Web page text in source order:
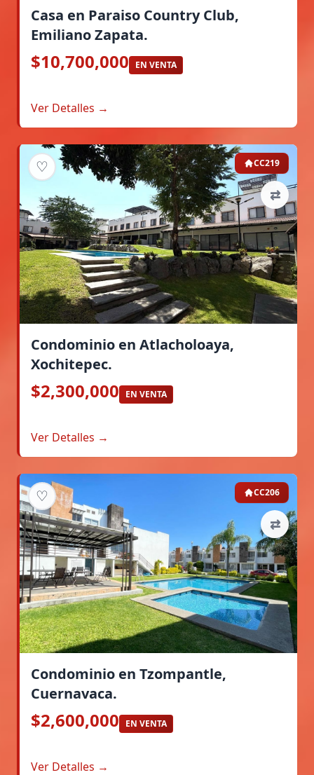
Casa en Paraiso Country Club,
Emiliano Zapata.
$10,700,000 EN VENTA
Ver Detalles →
♡
⇄
CC219
Condominio en Atlacholoaya,
Xochitepec.
$2,300,000 EN VENTA
Ver Detalles →
♡
⇄
CC206
Condominio en Tzompantle,
Cuernavaca.
$2,600,000 EN VENTA
Ver Detalles →